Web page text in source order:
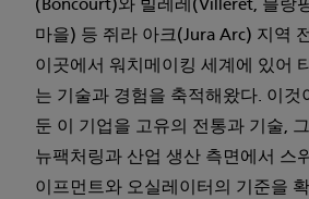
(Boncourt)와 빌레레(Villeret, 블랑
마을) 등 쥐라 아크(Jura Arc) 지역
이곳에서 워치메이킹 세계에 있어
는 기술과 경험을 축적해왔다. 이것
둔 이 기업을 고유의 전통과 기술,
뉴팩처링과 산업 생산 측면에서 스
이프먼트와 오실레이터의 기준을